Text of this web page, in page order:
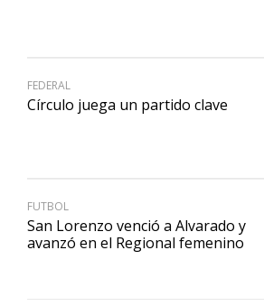
FEDERAL
Círculo juega un partido clave
FUTBOL
San Lorenzo venció a Alvarado y
avanzó en el Regional femenino